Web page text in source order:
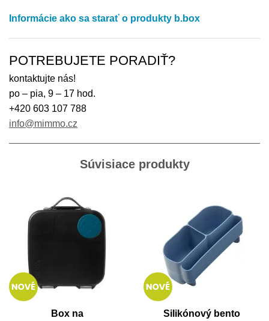
Informácie ako sa starať o produkty b.box
POTREBUJETE PORADIŤ?
kontaktujte nás!
po – pia, 9 – 17 hod.
+420 603 107 788
info@mimmo.cz
Súvisiace produkty
Box na
Silikónový bento